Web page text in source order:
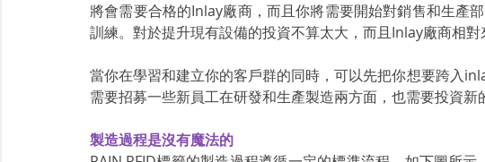
將會需要合格的Inlay廠商，而且你將需要開始對銷售和生產
訓練。對於提升現有設備的投資不算太大，而且Inlay廠商相對
當你在學習和建立你的客戶群的同時，可以先把你想要跨入
需要招募一些新員工在研發和生產製造兩方面，也需要投資新
製造過程是沒有魔法的